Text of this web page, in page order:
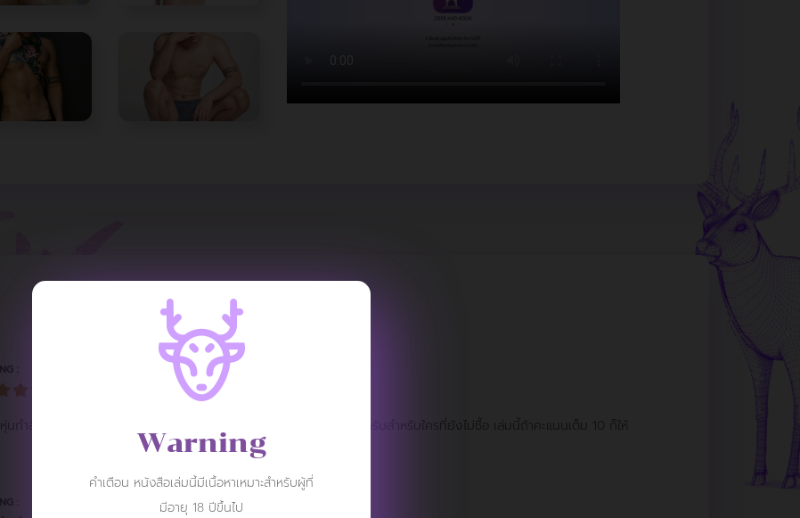
REVIEW
:
กำลังดี แถมเล่มนี้ยังจัดเต็ม ภาพคมชัด ฟินทุกกซอกทุกมุม แนะนำนะครับสำหรับใครที่ยังไม่ซื้อ เล่มนี้ถ้าคะแนนเต็ม 10 ก็ให้
:
Warning
คำเตือน หนังสือเล่มนี้มีเนื้อหาเหมาะสำหรับผู้ที่
มีอายุ 18 ปีขึ้นไป